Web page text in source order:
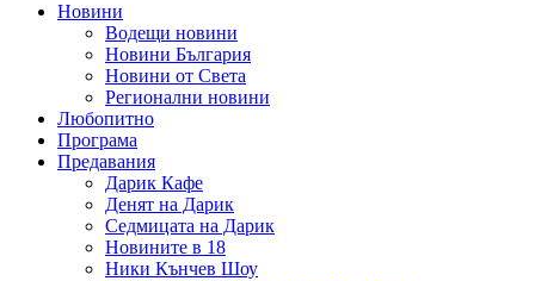
Новини
Водещи новини
Новини България
Новини от Света
Регионални новини
Любопитно
Програма
Предавания
Дарик Кафе
Денят на Дарик
Седмицата на Дарик
Новините в 18
Ники Кънчев Шоу